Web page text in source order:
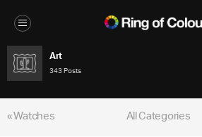
Art
343 Posts
« Watches
All Categories